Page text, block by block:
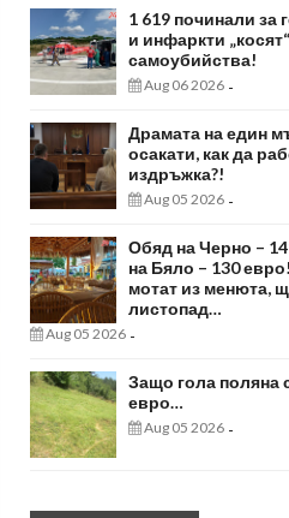
1 619 починали за
и инфаркти
самоубийства!
Aug 06 2026 -
Драмата на един
осакати, как да
издръжка?!
Aug 05 2026 -
Обяд на Черно –
на Бяло – 130
мотат из менюта,
листопад…
Aug 05 2026 -
Защо гола поляна
евро…
Aug 05 2026 -